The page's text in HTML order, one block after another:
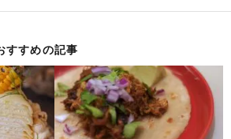
すすめの記事